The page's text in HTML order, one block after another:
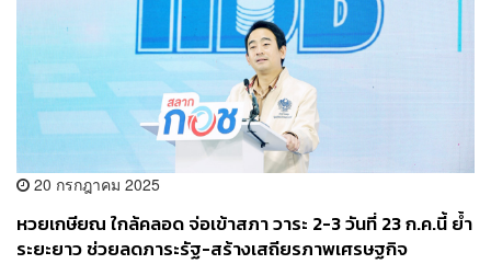
20 กรกฎาคม 2025
หวยเกษียณ ใกล้คลอด จ่อเข้าสภา วาระ 2-3 วันที่ 23 ก.ค.นี้ ย้ำ
ระยะยาว ช่วยลดภาระรัฐ-สร้างเสถียรภาพเศรษฐกิจ